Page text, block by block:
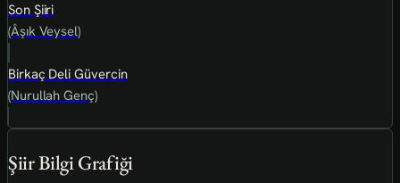
Son Şiiri
(Âşık Veysel)
Birkaç Deli Güvercin
(Nurullah Genç)
Şiir Bilgi Grafiği